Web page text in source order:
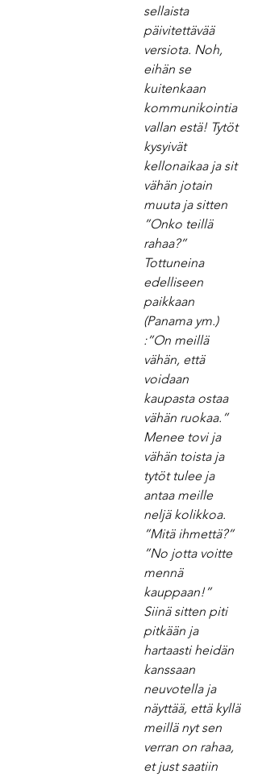
sellaista
päivitettävää
versiota. Noh,
eihän se
kuitenkaan
kommunikointia
vallan estä! Tytöt
kysyivät
kellonaikaa ja sit
vähän jotain
muuta ja sitten
”Onko teillä
rahaa?”
Tottuneina
edelliseen
paikkaan
(Panama ym.)
:”On meillä
vähän, että
voidaan
kaupasta ostaa
vähän ruokaa.”
Menee tovi ja
vähän toista ja
tytöt tulee ja
antaa meille
neljä kolikkoa.
”Mitä ihmettä?”
”No jotta voitte
mennä
kauppaan!”
Siinä sitten piti
pitkään ja
hartaasti heidän
kanssaan
neuvotella ja
näyttää, että kyllä
meillä nyt sen
verran on rahaa,
et just saatiin